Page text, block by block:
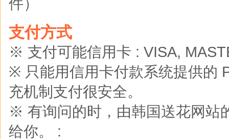
件）
支付方式
※ 支付可能信用卡 : VISA,
※ 只能用信用卡付款系统提供的
充机制支付很安全。
※ 有询问的时，由韩国送花网站
给你。 :